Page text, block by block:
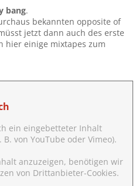
bang.
bekannten opposite of
jetzt dann auch des erste
hier einige mixtapes zum
ein eingebetteter Inhalt
von YouTube oder Vimeo).
anzuzeigen, benötigen wir
von Drittanbieter-Cookies.